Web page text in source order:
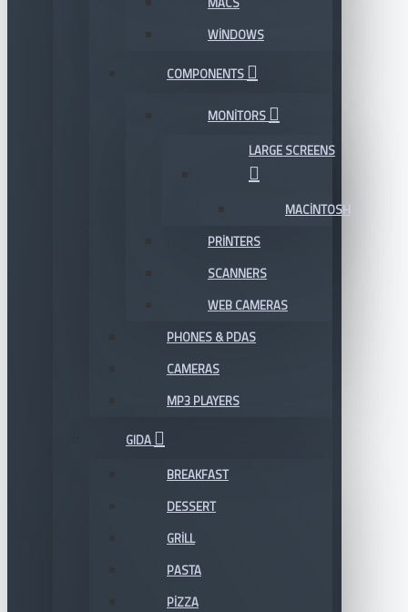
WINDOWS
COMPONENTS
MONITORS
LARGE SCREENS
MACINTOSH
PRINTERS
SCANNERS
WEB CAMERAS
PHONES & PDAS
CAMERAS
MP3 PLAYERS
GIDA
BREAKFAST
DESSERT
GRILL
PASTA
PIZZA